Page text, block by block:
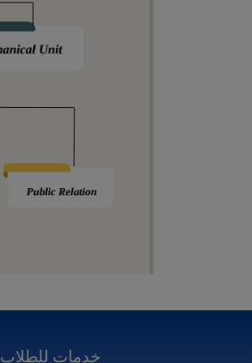
خدمات للطلاب